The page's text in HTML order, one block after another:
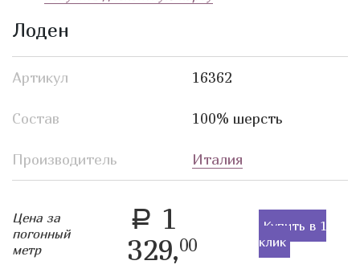
Лоден
Артикул 16362
Состав 100% шерсть
Производитель Италия
Цена за
погонный
метр
a
1
329,00
Купить в 1
клик